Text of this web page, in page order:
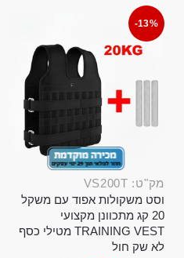
-13%
מק"ט: VS200T
וסט משקולות אפוד עם משקל
20 קג מתכוונן מקצועי
TRAINING VEST מטילי כסף
לא שק חול